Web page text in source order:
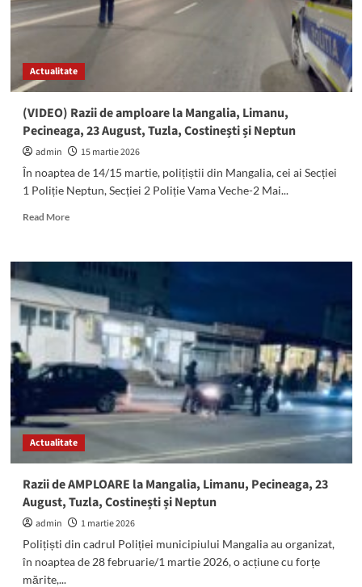
Actualitate
(VIDEO) Razii de amploare la Mangalia, Limanu,
Pecineaga, 23 August, Tuzla, Costinești și Neptun
admin
15 martie 2026
În noaptea de 14/15 martie, polițiștii din Mangalia, cei ai Secției
1 Poliție Neptun, Secției 2 Poliție Vama Veche-2 Mai...
Read MoreRead
(VIDEO)
de
amploare
la
Mangalia,
Limanu,
Pecineaga,
August,
Tuzla,
Costinești
și
Neptun
Actualitate
Razii de AMPLOARE la Mangalia, Limanu, Pecineaga, 23
August, Tuzla, Costinești și Neptun
admin
1 martie 2026
Polițiști din cadrul Poliției municipiului Mangalia au organizat,
în noaptea de 28 februarie/1 martie 2026, o acțiune cu forțe
mărite,...